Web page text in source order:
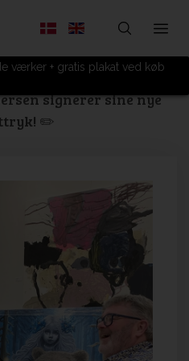
værker + gratis plakat ved køb
signerer sine nye
✏️